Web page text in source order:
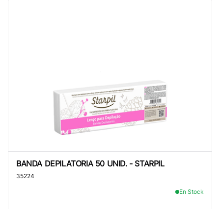
BANDA DEPILATORIA 50 UNID. - STARPIL
35224
En Stock